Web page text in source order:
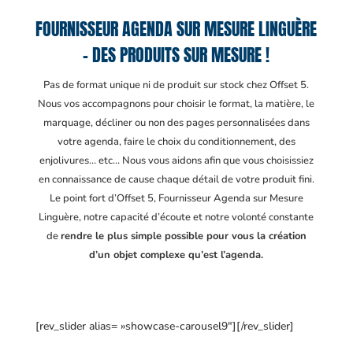
FOURNISSEUR AGENDA SUR MESURE LINGUÈRE
– DES PRODUITS SUR MESURE !
Pas de format unique ni de produit sur stock chez Offset 5.
Nous vos accompagnons pour choisir le format, la matière, le
marquage, décliner ou non des pages personnalisées dans
votre agenda, faire le choix du conditionnement, des
enjolivures… etc… Nous vous aidons afin que vous choisissiez
en connaissance de cause chaque détail de votre produit fini.
Le point fort d’Offset 5, Fournisseur Agenda sur Mesure
Linguère, notre capacité d’écoute et notre volonté constante
derendre le plus simple possible pour vous la création
d’un objet complexe qu’est l’agenda.
[rev_slider alias= »showcase-carousel9″][/rev_slider]